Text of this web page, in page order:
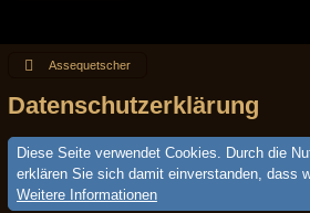
Assequetscher
Datenschutzerklärung
Diese Seite verwendet Cookies. Durch die
erklären Sie sich damit einverstanden, dass
Weitere Informationen